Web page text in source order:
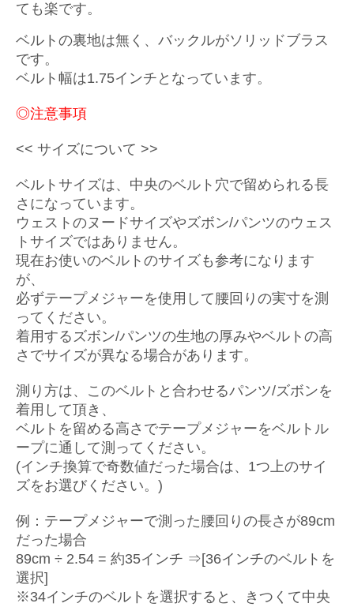
ても楽です。
ベルトの裏地は無く、バックルがソリッドブラス
です。
ベルト幅は1.75インチとなっています。
◎注意事項
<< サイズについて >>
ベルトサイズは、中央のベルト穴で留められる長
さになっています。
ウェストのヌードサイズやズボン/パンツのウェス
トサイズではありません。
現在お使いのベルトのサイズも参考になります
が、
必ずテープメジャーを使用して腰回りの実寸を測
ってください。
着用するズボン/パンツの生地の厚みやベルトの高
さでサイズが異なる場合があります。
測り方は、このベルトと合わせるパンツ/ズボンを
着用して頂き、
ベルトを留める高さでテープメジャーをベルトル
ープに通して測ってください。
(インチ換算で奇数値だった場合は、1つ上のサイ
ズをお選びください。)
例：テープメジャーで測った腰回りの長さが89cm
だった場合
89cm ÷ 2.54 = 約35インチ ⇒[36インチのベルトを
選択]
※34インチのベルトを選択すると、きつくて中央